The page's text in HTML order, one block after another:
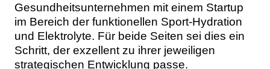
Gesundheitsunternehmen mit einem Startup
im Bereich der funktionellen Sport-Hydration
und Elektrolyte. Für beide Seiten sei dies ein
Schritt, der exzellent zu ihrer jeweiligen
strategischen Entwicklung passe.